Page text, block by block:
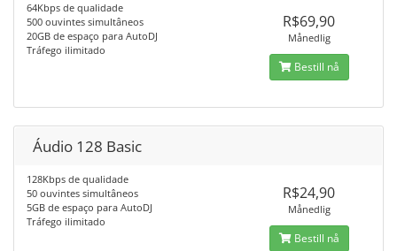
64Kbps de qualidade
500 ouvintes simultâneos
20GB de espaço para AutoDJ
Tráfego ilimitado
R$69,90
Månedlig
Bestill nå
Áudio 128 Basic
128Kbps de qualidade
50 ouvintes simultâneos
5GB de espaço para AutoDJ
Tráfego ilimitado
R$24,90
Månedlig
Bestill nå